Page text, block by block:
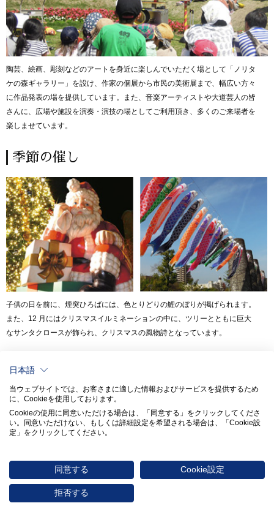
陶芸、絵画、彫刻などのアートを身近に楽しんでいただく場として「ノリタ
ケの森ギャラリー」を設け、作家の個展から市民の美術展まで、幅広い方々
に作品発表の場を提供しています。また、音楽アーティストや大道芸人の皆
さんに、広場や施設を演奏・演技の場としてご利用頂き、多くのご来場者を
楽しませています。
季節の催し
子供の日を前に、煙突ひろばには、色とりどりの鯉のぼりが掲げられます。
また、12 月にはクリスマスイルミネーションの中に、ツリーとともに巨大
なサンタクロースが飾られ、クリスマスの風物詩となっています。
〒451-8501 愛知県名古屋市西区則武新町3-1-36
0570-017114
日本語
当ウェブサイトでは、お客さまに適した情報およびサービスを提供するため
に、Cookieを使用しております。
Cookieの使用に同意いただける場合は、「同意する」をクリックしてくださ
い。​同意いただけない、もしくは詳細設定を希望される場合は、「Cookie設
定」をクリックしてください。​
同意する Cookie設定
拒否する